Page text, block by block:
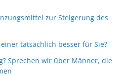
zur Steigerung des
tatsächlich besser für Sie?
Sprechen wir über Männer, die